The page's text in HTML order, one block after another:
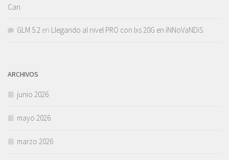
Can
GLM 5.2 en Llegando al nivel PRO con lxs 20G en iNNoVaNDiS
ARCHIVOS
junio 2026
mayo 2026
marzo 2026